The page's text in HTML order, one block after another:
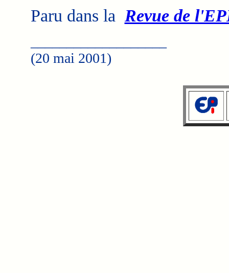
Paru dans la Revue de
(20 mai 2001)